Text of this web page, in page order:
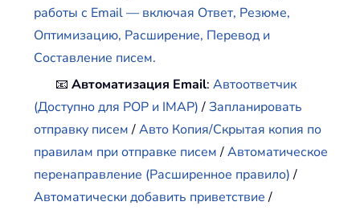
работы с Email — включая Ответ, Резюме,
Оптимизацию, Расширение, Перевод и
Составление писем.
📧Автоматизация Email:Автоответчик
(Доступно для POP и IMAP)/Запланировать
отправку писем/Авто Копия/Скрытая копия по
правилам при отправке писем/Автоматическое
перенаправление (Расширенное правило)/
Автоматически добавить приветствие/